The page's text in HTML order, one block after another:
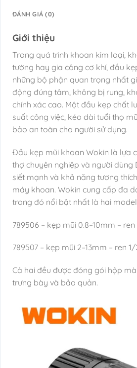
ĐÁNH GIÁ (0)
Giới thiệu
Trong quá trình khoan kim loại,
tường hay gia công cơ khí, đầu
những bộ phận quan trọng nhất
động đúng tâm, không bị rung,
chính xác cao. Một đầu kẹp chất
suất công việc, kéo dài tuổi thọ
bảo an toàn cho người sử dụng.
Đầu kẹp mũi khoan Wokin là lựa
thợ chuyên nghiệp và người dùng
siết mạnh và khả năng tương
máy khoan. Wokin cung cấp đa
trong đó nổi bật nhất là hai
789506 – kẹp mũi 0.8–10mm – ren
789507 – kẹp mũi 2–13mm – ren
Cả hai đều được đóng gói hộp
trưng bày và bảo quản.